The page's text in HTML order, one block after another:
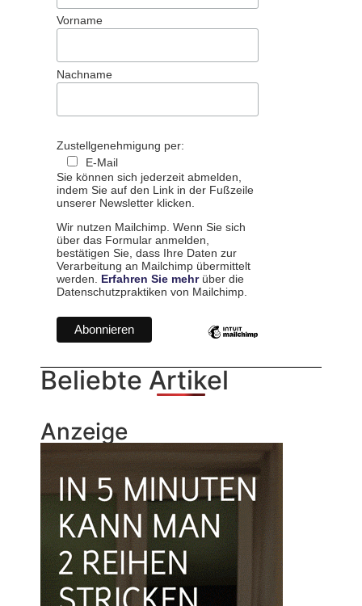
Vorname
Nachname
Zustellgenehmigung per:
E-Mail
Sie können sich jederzeit abmelden,
indem Sie auf den Link in der Fußzeile
unserer Newsletter klicken.
Wir nutzen Mailchimp. Wenn Sie sich
über das Formular anmelden,
bestätigen Sie, dass Ihre Daten zur
Verarbeitung an Mailchimp übermittelt
werden. Erfahren Sie mehrüber die
Datenschutzpraktiken von Mailchimp.
Beliebte Artikel
Anzeige